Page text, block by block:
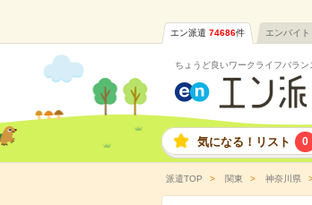
エン派遣 74686件 エンバイト
ちょうど良いワークライフバラン
気になる！リスト 0
派遣TOP 関東 神奈川県